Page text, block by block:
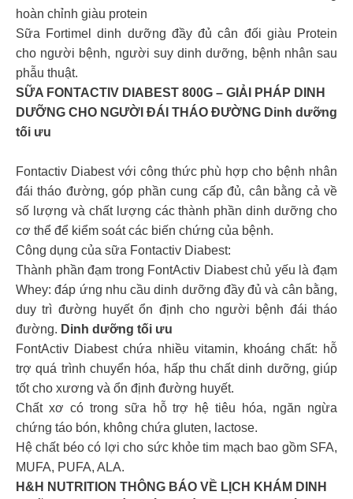
hoàn chỉnh giàu protein
Sữa Fortimel dinh dưỡng đầy đủ cân đối giàu Protein
cho người bệnh, người suy dinh dưỡng, bệnh nhân sau
phẫu thuật.
SỮA FONTACTIV DIABEST 800G – GIẢI PHÁP DINH
DƯỠNG CHO NGƯỜI ĐÁI THÁO ĐƯỜNG Dinh dưỡng
tối ưu
Fontactiv Diabest với công thức phù hợp cho bệnh nhân
đái tháo đường, góp phần cung cấp đủ, cân bằng cả về
số lượng và chất lượng các thành phần dinh dưỡng cho
cơ thể để kiểm soát các biến chứng của bệnh.
Công dụng của sữa Fontactiv Diabest:
Thành phần đạm trong FontActiv Diabest chủ yếu là đạm
Whey: đáp ứng nhu cầu dinh dưỡng đầy đủ và cân bằng,
duy trì đường huyết ổn định cho người bệnh đái tháo
đường. Dinh dưỡng tối ưu
FontActiv Diabest chứa nhiều vitamin, khoáng chất: hỗ
trợ quá trình chuyển hóa, hấp thu chất dinh dưỡng, giúp
tốt cho xương và ổn định đường huyết.
Chất xơ có trong sữa hỗ trợ hệ tiêu hóa, ngăn ngừa
chứng táo bón, không chứa gluten, lactose.
Hệ chất béo có lợi cho sức khỏe tim mạch bao gồm SFA,
MUFA, PUFA, ALA.
H&H NUTRITION THÔNG BÁO VỀ LỊCH KHÁM DINH